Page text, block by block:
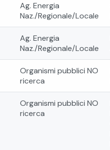
Ag. Energia
Naz./Regionale/Locale
Ag. Energia
Naz./Regionale/Locale
Organismi pubblici NO
ricerca
Organismi pubblici NO
ricerca